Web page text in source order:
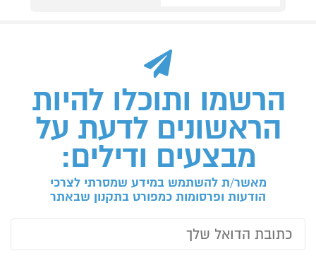
הרשמו ותוכלו להיות
הראשונים לדעת על
מבצעים ודילים:
מאשר/ת להשתמש במידע שמסרתי לצרכי
הודעות ופרסומות כמפורט בתקנון שבאתר